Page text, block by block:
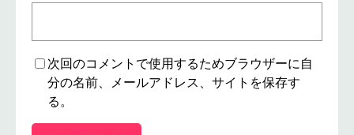
次回のコメントで使用するためブラウザーに自
分の名前、メールアドレス、サイトを保存す
る。